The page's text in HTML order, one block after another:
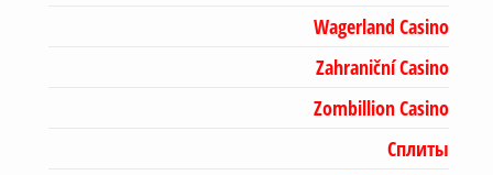
Wagerland Casino
Zahraniční Casino
Zombillion Casino
Сплиты